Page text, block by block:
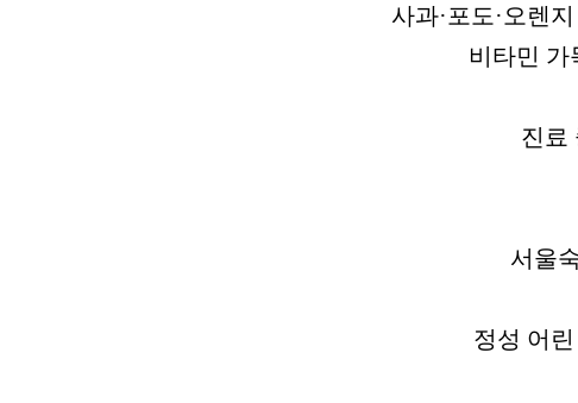
사과·포도·오렌
비타민
진료
서울
정성 어